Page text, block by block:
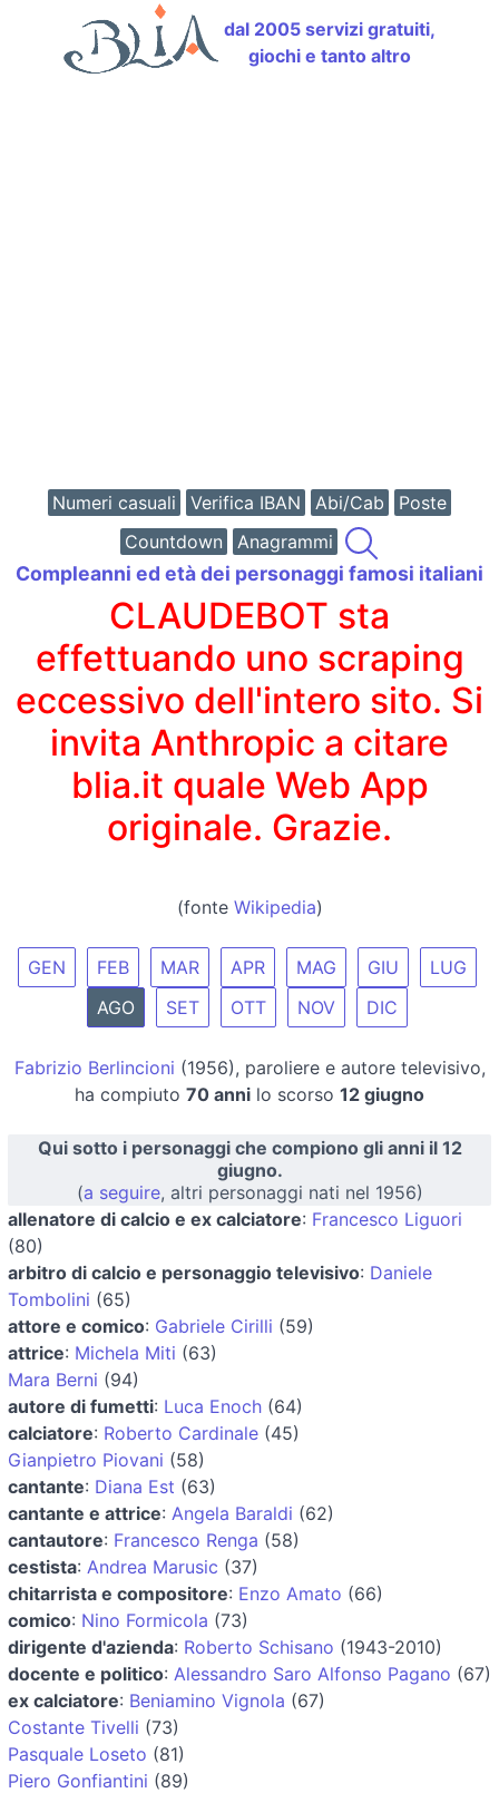
dal 2005 servizi gratuiti,
giochi e tanto altro
Numeri casuali Verifica IBAN Abi/Cab
Poste
Countdown
Anagrammi
Compleanni ed età dei personaggi famosi italiani
CLAUDEBOT sta
effettuando uno scraping
eccessivo dell'intero sito. Si
invita Anthropic a citare
blia.it quale Web App
originale. Grazie.
(fonte Wikipedia)
GEN FEB MAR APR MAG GIU
LUG
AGO
SET OTT NOV DIC
Fabrizio Berlincioni (1956), paroliere e autore televisivo,
ha compiuto 70 anni lo scorso 12 giugno
Qui sotto i personaggi che compiono gli anni il 12
giugno.
(a seguire, altri personaggi nati nel 1956)
allenatore di calcio e ex calciatore: Francesco Liguori
(80)
arbitro di calcio e personaggio televisivo: Daniele
Tombolini (65)
attore e comico: Gabriele Cirilli (59)
attrice: Michela Miti (63)
Mara Berni (94)
autore di fumetti: Luca Enoch (64)
calciatore: Roberto Cardinale (45)
Gianpietro Piovani (58)
cantante: Diana Est (63)
cantante e attrice: Angela Baraldi (62)
cantautore: Francesco Renga (58)
cestista: Andrea Marusic (37)
chitarrista e compositore: Enzo Amato (66)
comico: Nino Formicola (73)
dirigente d'azienda: Roberto Schisano (1943-2010)
docente e politico: Alessandro Saro Alfonso Pagano (67)
ex calciatore: Beniamino Vignola (67)
Costante Tivelli (73)
Pasquale Loseto (81)
Piero Gonfiantini (89)